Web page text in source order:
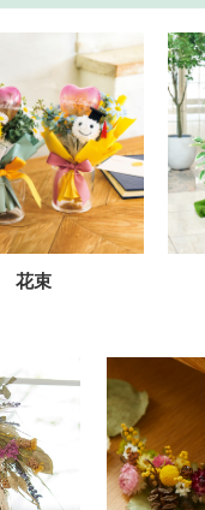
花束